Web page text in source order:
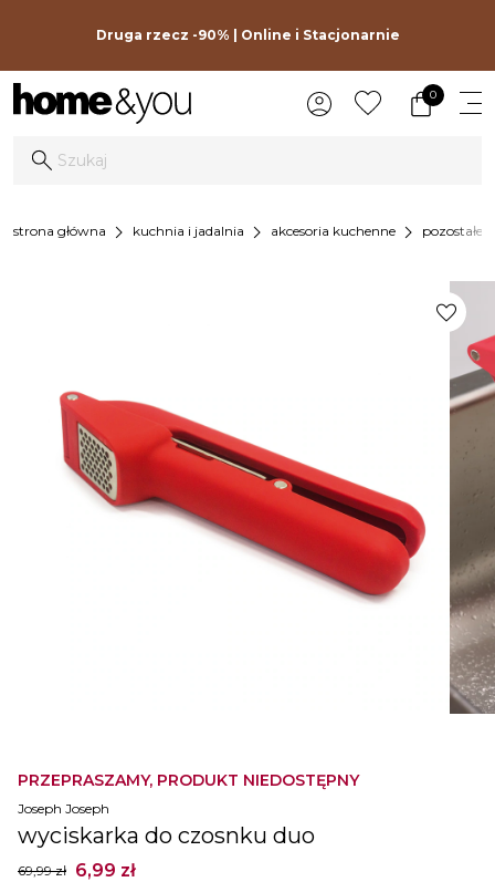
Druga rzecz -90% | Online i Stacjonarnie
0
strona główna chevron_right kuchnia i jadalnia chevron_right akcesoria kuchenne chevron_right pozostałe
PRZEPRASZAMY, PRODUKT NIEDOSTĘPNY
Joseph Joseph
wyciskarka do czosnku duo
69,99 zł 6,99 zł
favorite